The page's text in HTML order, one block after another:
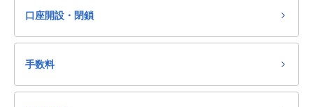
口座開設・閉鎖
手数料